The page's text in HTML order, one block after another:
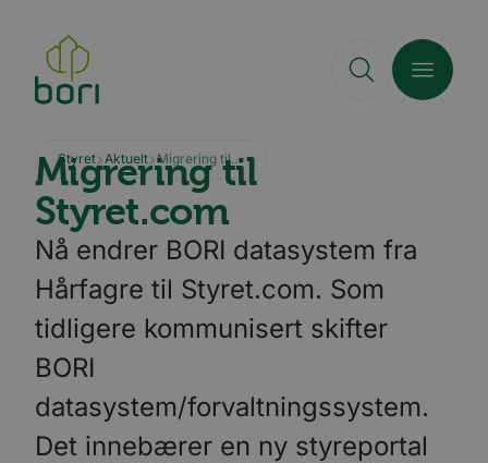
hovedinnhold
Styret Aktuelt Migrering til Styret.com
Migrering til
Styret.com
Nå endrer BORI datasystem fra
Hårfagre til Styret.com. Som
tidligere kommunisert skifter
BORI
datasystem/forvaltningssystem.
Det innebærer en ny styreportal